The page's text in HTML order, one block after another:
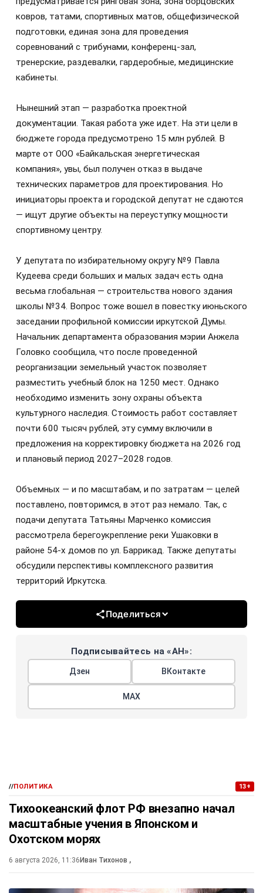
ковров, татами, спортивных матов, общефизической
подготовки, единая зона для проведения
соревнований с трибунами, конференц-зал,
тренерские, раздевалки, гардеробные, медицинские
кабинеты.
Нынешний этап — разработка проектной
документации. Такая работа уже идет. На эти цели в
бюджете города предусмотрено 15 млн рублей. В
марте от ООО «Байкальская энергетическая
компания», увы, был получен отказ в выдаче
технических параметров для проектирования. Но
инициаторы проекта и городской депутат не сдаются
— ищут другие объекты на переуступку мощности
спортивному центру.
У депутата по избирательному округу №9 Павла
Кудеева среди больших и малых задач есть одна
весьма глобальная — строительства нового здания
школы №34. Вопрос тоже вошел в повестку июньского
заседании профильной комиссии иркутской Думы.
Начальник департамента образования мэрии Анжела
Головко сообщила, что после проведенной
реорганизации земельный участок позволяет
разместить учебный блок на 1250 мест. Однако
необходимо изменить зону охраны объекта
культурного наследия. Стоимость работ составляет
почти 600 тысяч рублей, эту сумму включили в
предложения на корректировку бюджета на 2026 год
и плановый период 2027–2028 годов.
Объемных — и по масштабам, и по затратам — целей
поставлено, повторимся, в этот раз немало. Так, с
подачи депутата Татьяны Марченко комиссия
рассмотрела берегоукрепление реки Ушаковки в
районе 54-х домов по ул. Баррикад. Также депутаты
обсудили перспективы комплексного развития
территорий Иркутска.
Поделиться
Подписывайтесь на «АН»:
Дзен ВКонтакте
МАХ
//ПОЛИТИКА 13+
Тихоокеанский флот РФ внезапно начал
масштабные учения в Японском и
Охотском морях
6 августа 2026, 11:36 Иван Тихонов ,